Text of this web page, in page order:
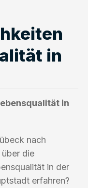
in
in
nach
die
in der
erfahren?